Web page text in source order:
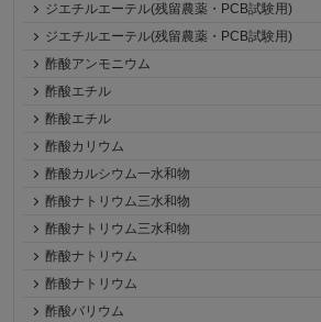
ジエチルエーテル(残留農薬・PCB試験用)
ジエチルエーテル(残留農薬・PCB試験用)
酢酸アンモニウム
酢酸エチル
酢酸エチル
酢酸カリウム
酢酸カルシウム一水和物
酢酸ナトリウム三水和物
酢酸ナトリウム三水和物
酢酸ナトリウム
酢酸ナトリウム
酢酸バリウム